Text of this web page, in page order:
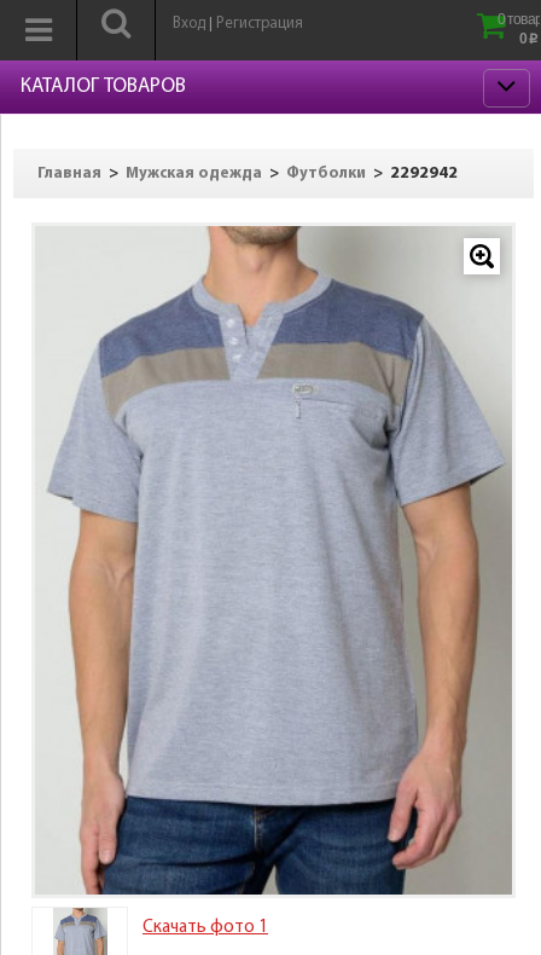
Вход Регистрация
0
0 p
КАТАЛОГ ТОВАРОВ
Главная > Мужская одежда > Футболки > 2292942
Скачать фото 1